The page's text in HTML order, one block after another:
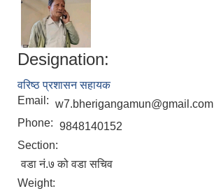
Designation:
वरिष्ठ प्रशासन सहायक
Email: w7.bherigangamun@gmail.com
Phone: 9848140152
Section:
वडा नं.७ को वडा सचिव
Weight: